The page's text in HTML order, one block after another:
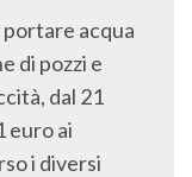
acqua
di pozzi e
dal 21
euro ai
i diversi